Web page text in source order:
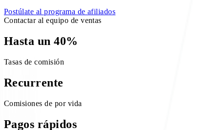
Postúlate al programa de afiliados
Contactar al equipo de ventas
Hasta un 40%
Tasas de comisión
Recurrente
Comisiones de por vida
Pagos rápidos